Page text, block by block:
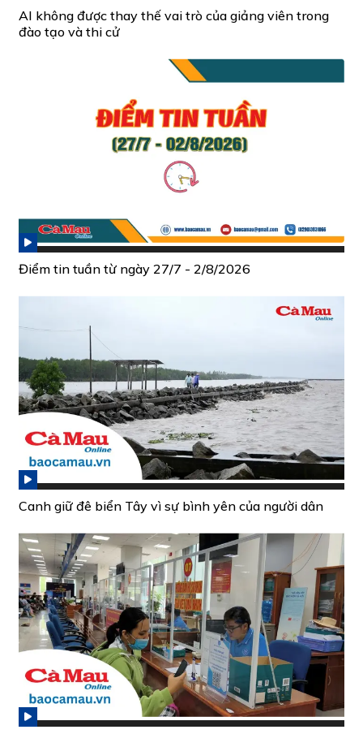
AI không được thay thế vai trò của giảng viên trong
đào tạo và thi cử
Điểm tin tuần từ ngày 27/7 - 2/8/2026
Canh giữ đê biển Tây vì sự bình yên của người dân